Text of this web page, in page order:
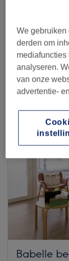
Vind de
Babelle
We gebruiken
derden om
mediafuncties
analyseren.
van onze
advertentie-